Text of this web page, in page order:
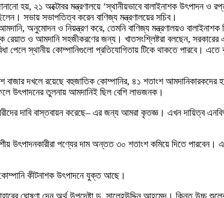
হয়, ২১ অক্টোবর মন্ত্রণালয়ে ‘স্থানীয়ভাবে বালাইনাশক উৎপাদন ও
সভায় সভাপতিত্ব করেন বাণিজ্য মন্ত্রণালয়ের সচিব।
অনুমোদন ও নিয়ন্ত্রণ করে, তেমনি বাণিজ্য মন্ত্রণালয়ও
রেয়াত ও আমদানি সহজীকরণের জন্য। খাতসংশ্লিষ্টরা বলছেন,
স্থানীয় কোম্পানিগুলো প্রতিযোগিতায় টিকে থাকতে পারবে। এতে
বাজার দখলে রয়েছে বহুজাতিক কোম্পানির, ৪১ শতাংশ
উৎপাদনের তুলনায় আমদানিই ছিল বেশি লাভজনক।
দাবি বাস্তবায়ন করেছে– এর জন্য আমরা কৃতজ্ঞ। এখন দায়িত্ব
উৎপাদনকারীরা পণ্যের দাম অন্তত ৩০ শতাংশ কমিয়ে দিতে
কীটনাশক উৎপাদনে যুক্ত আছে।
ঘোষণা দেন অর্থ উপদেষ্টা ড. সালেহউদ্দিন আহমেদ। কিন্তু উচ্চ